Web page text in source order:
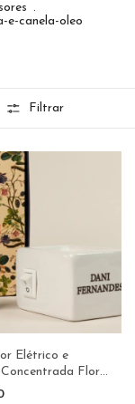
.
e-canela-oleo
Filtrar
Elétrico e
Concentrada Flor
Secreto |